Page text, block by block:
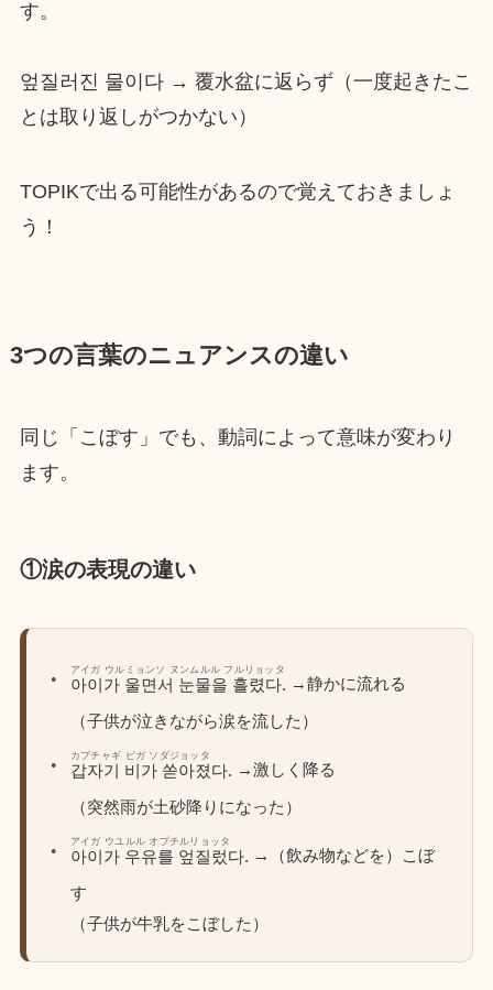
す。
엎질러진 물이다 → 覆水盆に返らず（一度起きたこ
とは取り返しがつかない）
TOPIKで出る可能性があるので覚えておきましょ
う！
3つの言葉のニュアンスの違い
同じ「こぼす」でも、動詞によって意味が変わり
ます。
①涙の表現の違い
아이가 울면서 눈물을 흘렸다.
アイガ ウルミョンソ ヌンムルル フルリョッタ
→静かに流れる
（子供が泣きながら涙を流した）
갑자기 비가 쏟아졌다.
カプチャギ ピガ ソダジョッタ
→激しく降る
（突然雨が土砂降りになった）
아이가 우유를 엎질렀다.
アイガ ウユルル オプチルリョッタ
→（飲み物などを）こぼ
す
（子供が牛乳をこぼした）